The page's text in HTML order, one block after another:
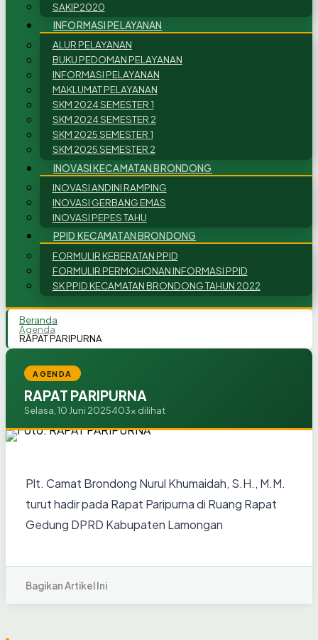
SAKIP2020
INFORMASI PELAYANAN
ALUR PELAYANAN
BUKU PEDOMAN PELAYANAN
INFORMASI PELAYANAN
MAKLUMAT PELAYANAN
SKM 2024 SEMESTER 1
SKM 2024 SEMESTER 2
SKM 2025 SEMESTER 1
SKM 2025 SEMESTER 2
INOVASI KECAMATAN BRONDONG
INOVASI ANDINI RAMPING
INOVASI GERBANG EMAS
INOVASI PEPES TAHU
PPID KECAMATAN BRONDONG
FORMULIR KEBERATAN PPID
FORMULIR PERMOHONAN INFORMASI PPID
SK PPID KECAMATAN BRONDONG TAHUN 2022
Beranda
Agenda
RAPAT PARIPURNA
AGENDA
RAPAT PARIPURNA
Selasa, 10 Juni 2025403x dilihat
Plt. Camat Brondong Nurul Khumaidah, S.H., M.M.
turut hadir pada Rapat Paripurna di Ruang Rapat
Gedung DPRD Kabupaten Lamongan
Bagikan Artikel Ini